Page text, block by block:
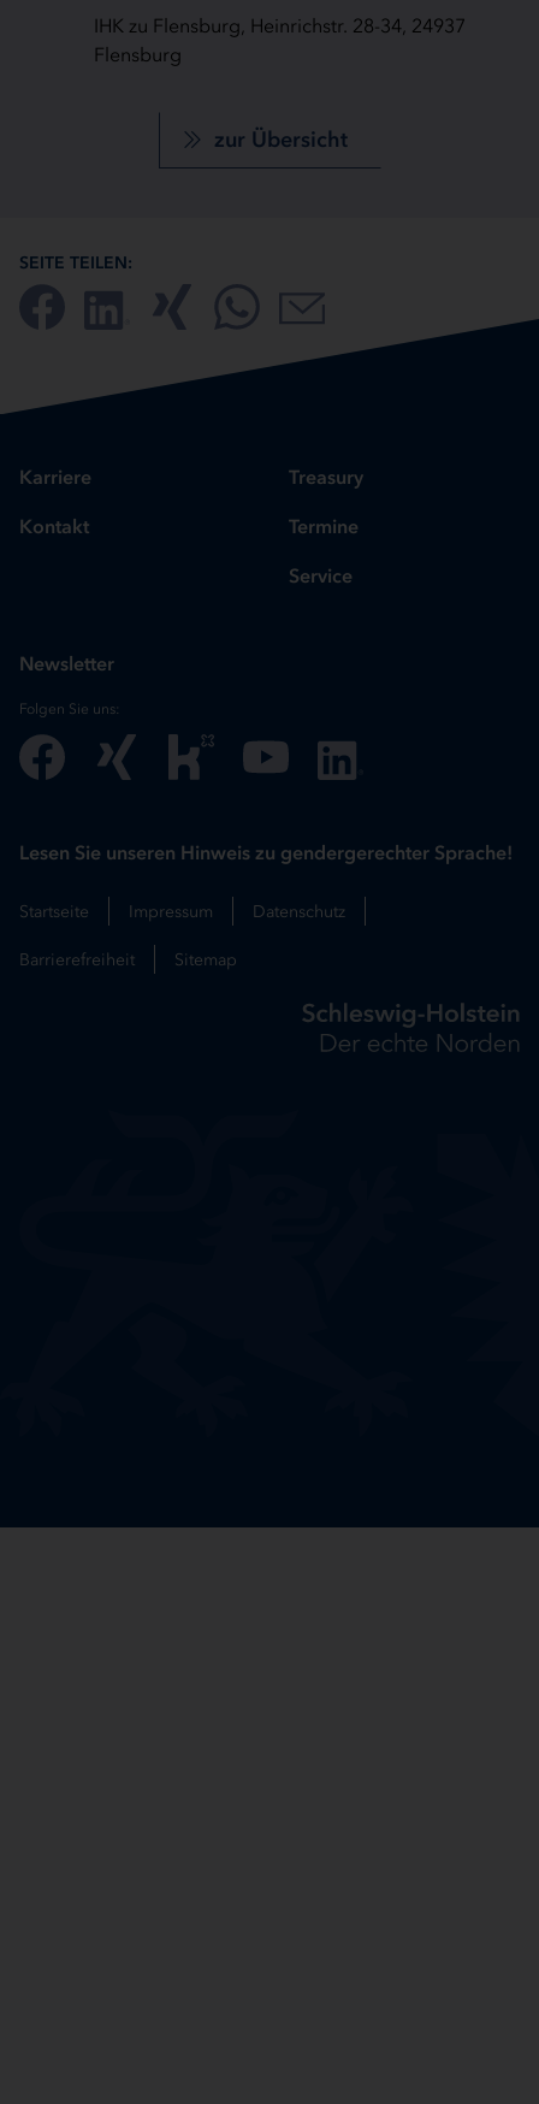
IHK zu Flensburg, Heinrichstr. 28-34, 24937
Flensburg
zur Übersicht
SEITE TEILEN:
Karriere
Kontakt
Treasury
Termine
Service
Newsletter
Folgen Sie uns:
Lesen Sie unseren Hinweis zu gendergerechter Sprache!
Startseite Impressum Datenschutz
Barrierefreiheit Sitemap